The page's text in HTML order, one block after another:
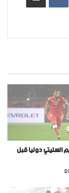
السليتي دوليا قبل